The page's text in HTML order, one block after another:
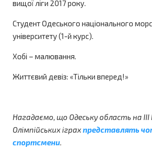
вищої ліги 2017 року.
Студент Одеського національного
університету (1-й курс).
Хобі – малювання.
Життєвий девіз: «Тільки вперед!»
Нагадаємо, що Одеську область на
Олімпійських іграхпредставлять
спортсмени.